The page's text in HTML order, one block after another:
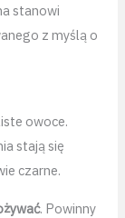
stanowi
z myślą o
owoce.
stają się
czarne.
. Powinny